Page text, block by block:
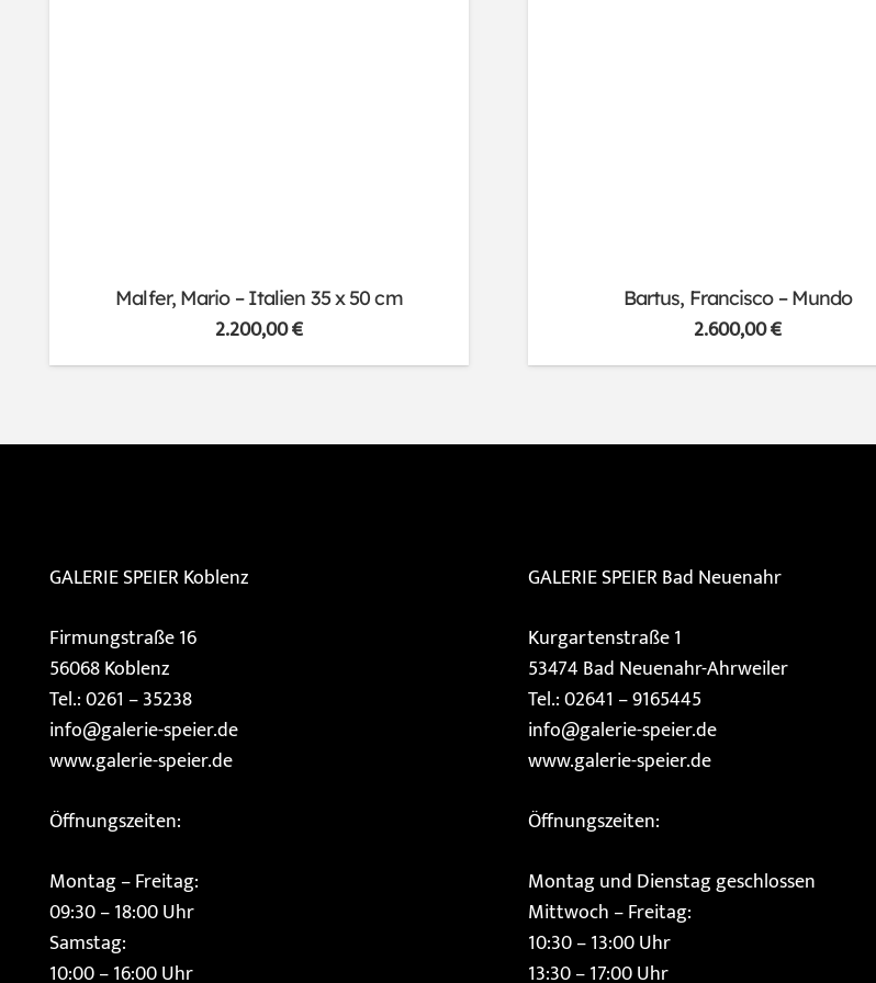
Malfer, Mario – Italien 35 x 50 cm
2.200,00€
Bartus, Francisco – Mundo
2.600,00€
GALERIE SPEIERKoblenz
Firmungstraße 16
56068 Koblenz
Tel.: 0261 – 35238
info@galerie-speier.de
www.galerie-speier.de
Öffnungszeiten:
Montag – Freitag:
09:30 – 18:00 Uhr
Samstag:
10:00 – 16:00 Uhr
GALERIE SPEIERBad Neuenahr
Kurgartenstraße 1
53474 Bad Neuenahr-Ahrweiler
Tel.: 02641 – 9165445
info@galerie-speier.de
www.galerie-speier.de
Öffnungszeiten:
Montag und Dienstag geschlossen
Mittwoch – Freitag:
10:30 – 13:00 Uhr
13:30 – 17:00 Uhr